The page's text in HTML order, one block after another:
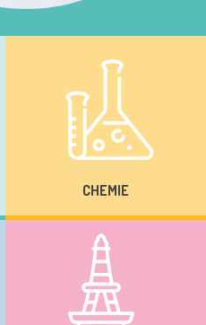
CHEMIE